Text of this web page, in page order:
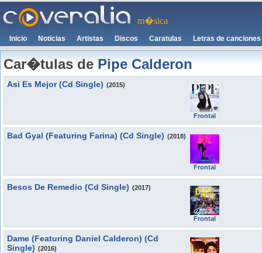
m�sica
Inicio Noticias Artistas Discos Caratulas Letras de canciones
Car�tulas de Pipe Calderon
Asi Es Mejor (Cd Single) (2015)
Frontal
Bad Gyal (Featuring Farina) (Cd Single) (2018)
Frontal
Besos De Remedio (Cd Single) (2017)
Frontal
Dame (Featuring Daniel Calderon) (Cd
Single) (2016)